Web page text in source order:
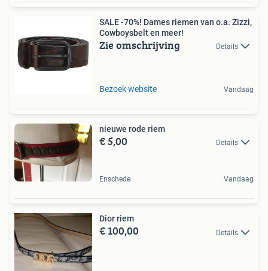
SALE -70%! Dames riemen van o.a. Zizzi,
Cowboysbelt en meer!
Zie omschrijving Details
Bezoek website Vandaag
nieuwe rode riem
€ 5,00 Details
Enschede Vandaag
Dior riem
€ 100,00 Details